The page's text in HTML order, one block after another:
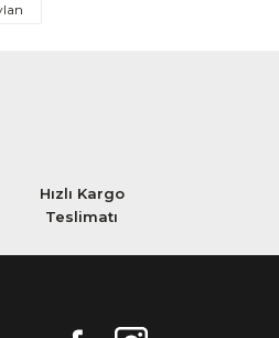
Hızlı Kargo
Teslimatı